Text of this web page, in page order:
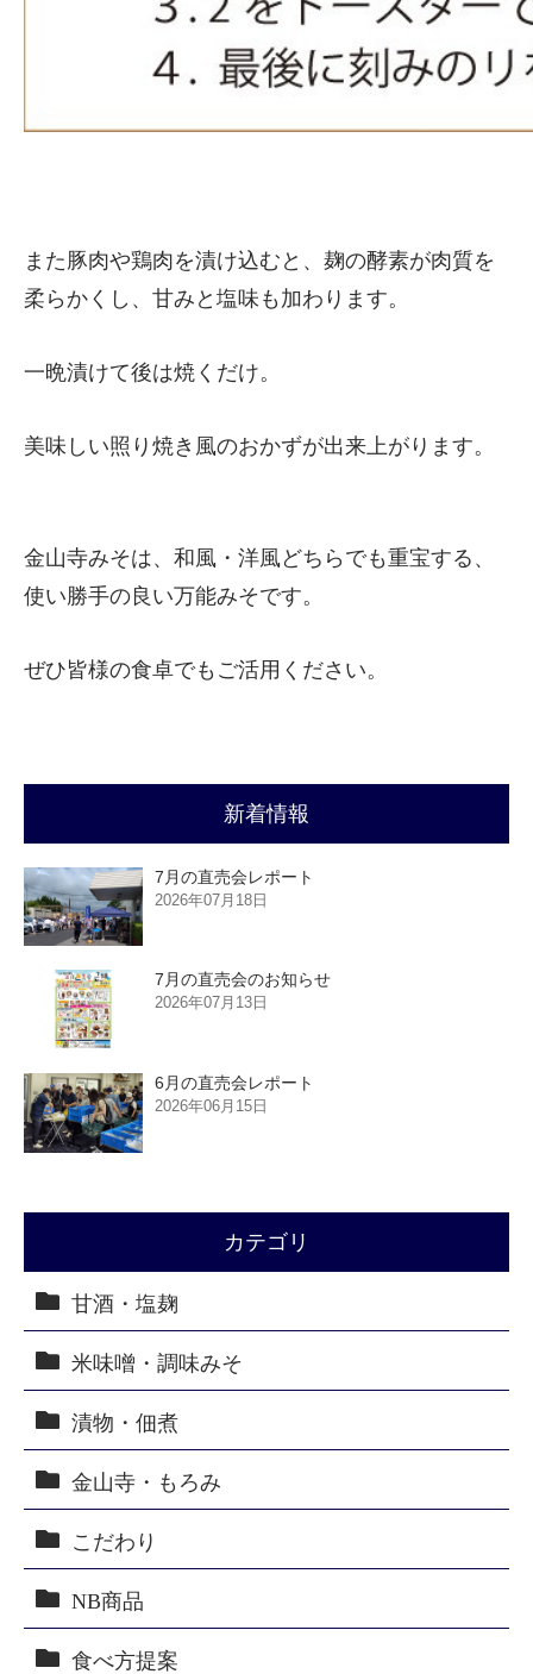
また豚肉や鶏肉を漬け込むと、麹の酵素が肉質を
柔らかくし、甘みと塩味も加わります。
一晩漬けて後は焼くだけ。
美味しい照り焼き風のおかずが出来上がります。
金山寺みそは、和風・洋風どちらでも重宝する、
使い勝手の良い万能みそです。
ぜひ皆様の食卓でもご活用ください。
新着情報
7月の直売会レポート
2026年07月18日
7月の直売会のお知らせ
2026年07月13日
6月の直売会レポート
2026年06月15日
カテゴリ
甘酒・塩麹
米味噌・調味みそ
漬物・佃煮
金山寺・もろみ
こだわり
NB商品
食べ方提案